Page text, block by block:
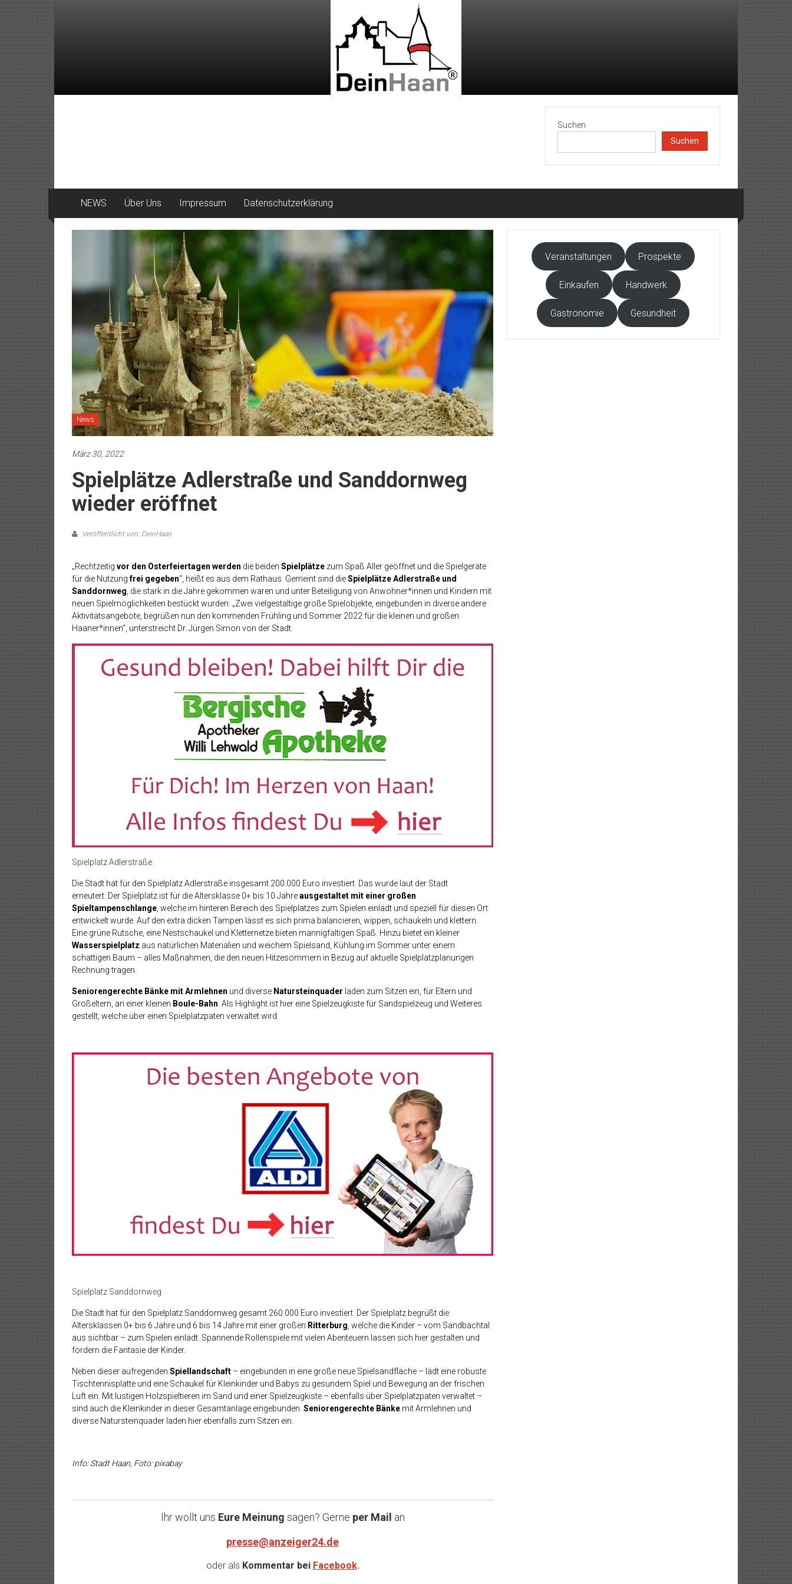
Suchen
Suchen
NEWS Über Uns Impressum Datenschutzerklärung
News
März 30, 2022
Spielplätze Adlerstraße und Sanddornweg
wieder eröffnet
Veröffentlicht von: DeinHaan
„Rechtzeitig vor den Osterfeiertagen werden die beiden Spielplätze zum Spaß Aller geöffnet und die Spielgeräte
für die Nutzungfrei gegeben“, heißt es aus dem Rathaus. Gemeint sind dieSpielplätze Adlerstraße und
Sanddornweg , die stark in die Jahre gekommen waren und unter Beteiligung von Anwohner*innen und Kindern mit
neuen Spielmöglichkeiten bestückt wurden: „Zwei vielgestaltige große Spielobjekte, eingebunden in diverse andere
Aktivitätsangebote, begrüßen nun den kommenden Frühling und Sommer 2022 für die kleinen und großen
Haaner*innen“, unterstreicht Dr. Jürgen Simon von der Stadt.
Spielplatz Adlerstraße
Die Stadt hat für den Spielplatz Adlerstraße insgesamt 200.000 Euro investiert. Das wurde laut der Stadt
erneutert: Der Spielplatz ist für die Altersklasse 0+ bis 10 Jahreausgestaltet mit einer großen
Spieltampenschlange , welche im hinteren Bereich des Spielplatzes zum Spielen einlädt und speziell für diesen Ort
entwickelt wurde. Auf den extra dicken Tampen lässt es sich prima balancieren, wippen, schaukeln und klettern.
Eine grüne Rutsche, eine Nestschaukel und Kletternetze bieten mannigfaltigen Spaß. Hinzu bietet ein kleiner
Wasserspielplatz aus natürlichen Materialien und weichem Spielsand, Kühlung im Sommer unter einem
schattigen Baum – alles Maßnahmen, die den neuen Hitzesommern in Bezug auf aktuelle Spielplatzplanungen
Rechnung tragen.
Seniorengerechte Bänke mit Armlehnen und diverse Natursteinquader laden zum Sitzen ein, für Eltern und
Großeltern, an einer kleinen Boule-Bahn . Als Highlight ist hier eine Spielzeugkiste für Sandspielzeug und Weiteres
gestellt, welche über einen Spielplatzpaten verwaltet wird.
Spielplatz Sanddornweg
Die Stadt hat für den Spielplatz Sanddornweg gesamt 260.000 Euro investiert. Der Spielplatz begrüßt die
Altersklassen 0+ bis 6 Jahre und 6 bis 14 Jahre mit einer großen Ritterburg , welche die Kinder – vom Sandbachtal
aus sichtbar – zum Spielen einlädt. Spannende Rollenspiele mit vielen Abenteuern lassen sich hier gestalten und
fördern die Fantasie der Kinder.
Neben dieser aufregenden Spiellandschaft – eingebunden in eine große neue Spielsandfläche – lädt eine robuste
Tischtennisplatte und eine Schaukel für Kleinkinder und Babys zu gesundem Spiel und Bewegung an der frischen
Luft ein. Mit lustigen Holzspieltieren im Sand und einer Spielzeugkiste – ebenfalls über Spielplatzpaten verwaltet –
sind auch die Kleinkinder in dieser Gesamtanlage eingebunden. Seniorengerechte Bänke mit Armlehnen und
diverse Natursteinquader laden hier ebenfalls zum Sitzen ein.
Info: Stadt Haan, Foto: pixabay
Ihr wollt uns Eure Meinung sagen? Gerne per Mail an
presse@anzeiger24.de
oder als Kommentar bei Facebook.
Veranstaltungen Prospekte
Einkaufen Handwerk
Gastronomie Gesundheit